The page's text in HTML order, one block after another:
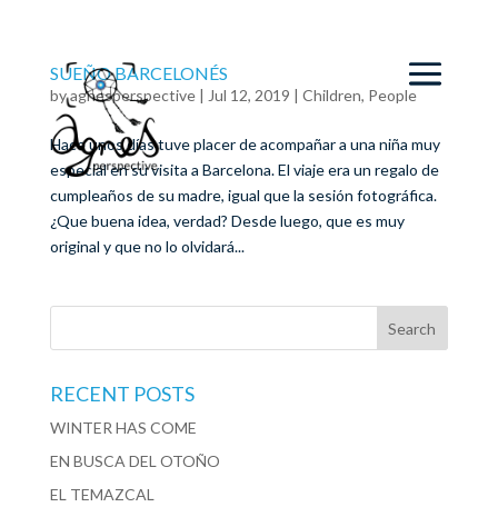
SUEÑO BARCELONÉS
byagnesperspective| Jul 12, 2019 | Children, People
Hace unos días tuve placer de acompañar a una niña muy
especial en su visita a Barcelona. El viaje era un regalo de
cumpleaños de su madre, igual que la sesión fotográfica.
¿Que buena idea, verdad? Desde luego, que es muy
original y que no lo olvidará...
RECENT POSTS
WINTER HAS COME
EN BUSCA DEL OTOÑO
EL TEMAZCAL